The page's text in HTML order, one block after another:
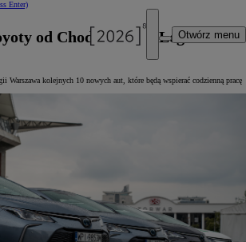
Enter)
Otwórz menu
od Chodzenia dla Legii
Warszawa kolejnych 10 nowych aut, które będą wspierać codzienną pracę